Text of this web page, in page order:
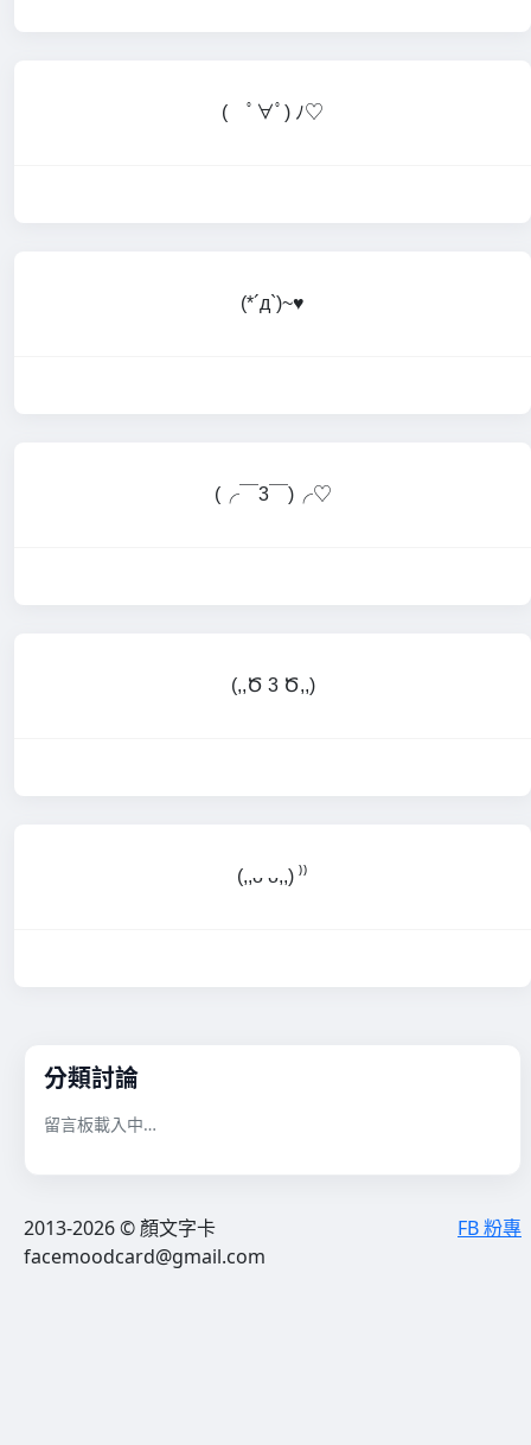
( ﾟ∀ﾟ) ﾉ♡
(*´д`)~♥
(╭￣3￣)╭♡
(,,Ծ 3 Ծ,,)
(,,ᴗ ᴗ,,) ⁾⁾
分類討論
留言板載入中…
2013-2026 © 顏文字卡
facemoodcard@gmail.com
FB 粉專